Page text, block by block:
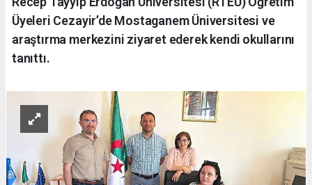
Üyeleri Cezayir’de Mostaganem Üniversitesi ve
araştırma merkezini ziyaret ederek kendi okullarını
tanıttı.